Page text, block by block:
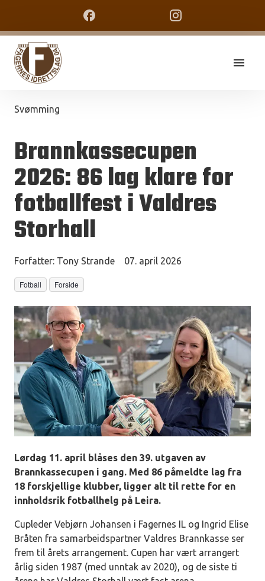
Svømming
Brannkassecupen
2026: 86 lag klare for
fotballfest i Valdres
Storhall
Forfatter: Tony Strande 07. april 2026
Fotball Forside
Lørdag 11. april blåses den 39. utgaven av
Brannkassecupen i gang. Med 86 påmeldte lag fra
18 forskjellige klubber, ligger alt til rette for en
innholdsrik fotballhelg på Leira.
Cupleder Vebjørn Johansen i Fagernes IL og Ingrid Elise
Bråten fra samarbeidspartner Valdres Brannkasse ser
frem til årets arrangement. Cupen har vært arrangert
årlig siden 1987 (med unntak av 2020), og de siste ti